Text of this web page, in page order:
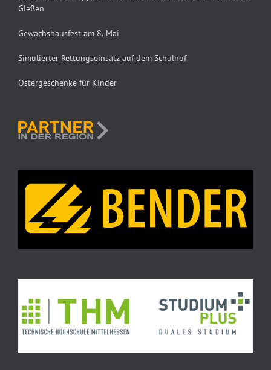
Gießen
Gewächshausfest am 8. Mai
Simulierter Rettungseinsatz auf dem Schulhof
Ostergeschenke für Kinder